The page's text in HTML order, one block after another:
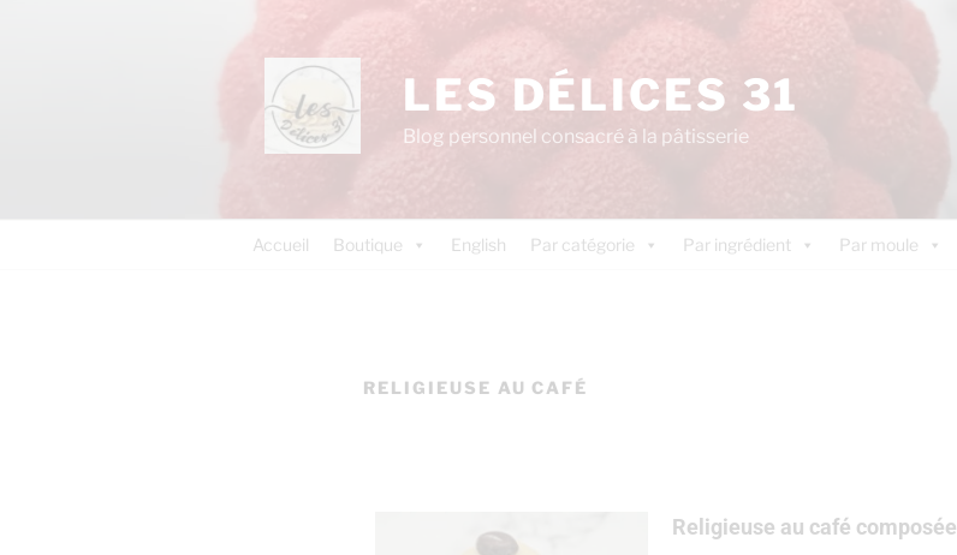
LES DÉLICES 31
Blog personnel consacré à la pâtisserie
Accueil Boutique English Par catégorie Par ingrédient Par moule
RELIGIEUSE AU CAFÉ
Religieuse au café composée